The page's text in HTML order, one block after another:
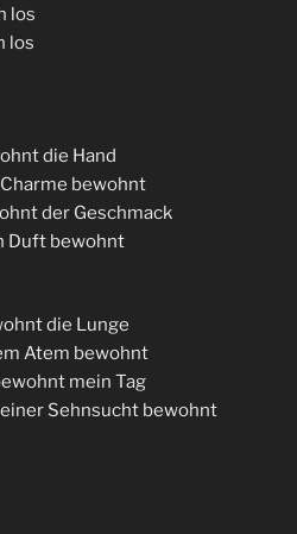
los
los
die Hand
bewohnt
der Geschmack
Duft bewohnt
die Lunge
Atem bewohnt
mein Tag
Sehnsucht bewohnt